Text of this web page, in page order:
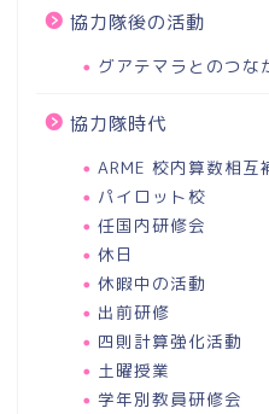
協力隊後の活動
グアテマラとのつな
協力隊時代
ARME 校内算数相互
パイロット校
任国内研修会
休日
休暇中の活動
出前研修
四則計算強化活動
土曜授業
学年別教員研修会